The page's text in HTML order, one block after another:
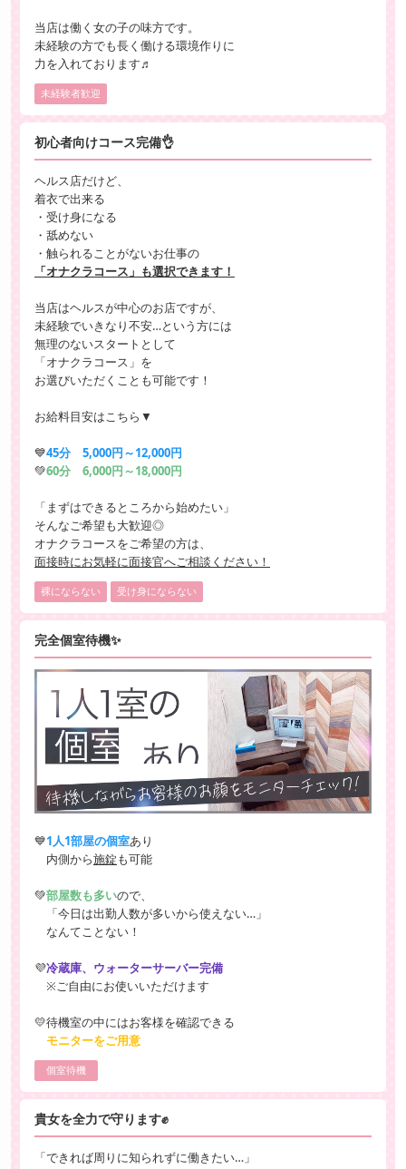
当店は働く女の子の味方です。
未経験の方でも長く働ける環境作りに
力を入れております♬
未経験者歓迎
初心者向けコース完備👌
ヘルス店だけど、
着衣で出来る
・受け身になる
・舐めない
・触られることがないお仕事の
「オナクラコース」も選択できます！
当店はヘルスが中心のお店ですが、
未経験でいきなり不安…という方には
無理のないスタートとして
「オナクラコース」を
お選びいただくことも可能です！
お給料目安はこちら▼
💙45分 5,000円～12,000円
💚60分 6,000円～18,000円
「まずはできるところから始めたい」
そんなご希望も大歓迎◎
オナクラコースをご希望の方は、
面接時にお気軽に面接官へご相談ください！
裸にならない 受け身にならない
完全個室待機✨
💙1人1部屋の個室あり
内側から施錠も可能
💚部屋数も多いので、
「今日は出勤人数が多いから使えない…」
なんてことない！
💜冷蔵庫、ウォーターサーバー完備
※ご自由にお使いいただけます
💛待機室の中にはお客様を確認できる
モニターをご用意
個室待機
貴女を全力で守ります✊
「できれば周りに知られずに働きたい…」